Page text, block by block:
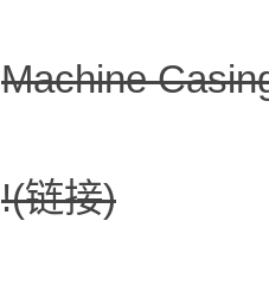
Machine
!(链接)